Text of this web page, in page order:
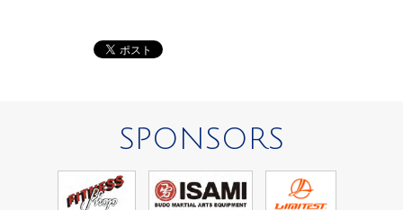
SPONSORS